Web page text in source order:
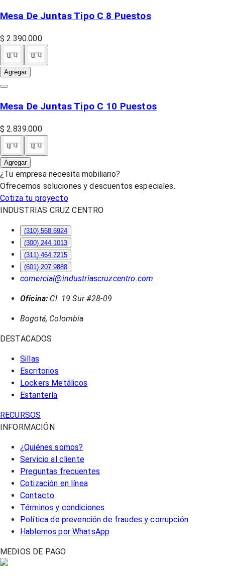
Mesa De Juntas Tipo C 8 Puestos
$ 2.390.000
Agregar
Mesa De Juntas Tipo C 10 Puestos
$ 2.839.000
Agregar
¿Tu empresa necesita mobiliario?
Ofrecemos soluciones y descuentos especiales.
Cotiza tu proyecto
INDUSTRIAS CRUZ CENTRO
(310) 568 6924
(300) 244 1013
(311) 464 7215
(601) 207 9888
comercial@industriascruzcentro.com
Oficina: Cl. 19 Sur #28-09
Bogotá, Colombia
DESTACADOS
Sillas
Escritorios
Lockers Metálicos
Estantería
RECURSOS
INFORMACIÓN
¿Quiénes somos?
Servicio al cliente
Preguntas frecuentes
Cotización en línea
Contacto
Términos y condiciones
Política de prevención de fraudes y corrupción
Hablemos por WhatsApp
MEDIOS DE PAGO